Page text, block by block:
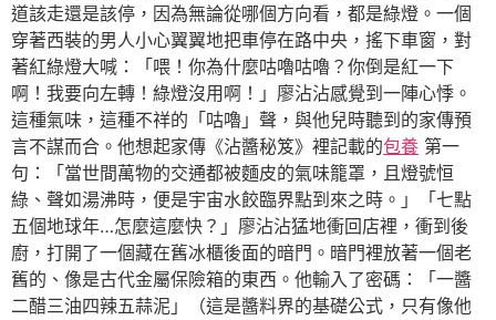
道該走還是該停，因為無論從哪個方向看，都是綠燈。一個
穿著西裝的男人小心翼翼地把車停在路中央，搖下車窗，對
著紅綠燈大喊：「喂！你為什麼咕嚕咕嚕？你倒是紅一下
啊！我要向左轉！綠燈沒用啊！」廖沾沾感覺到一陣心悸。
這種氣味，這種不祥的「咕嚕」聲，與他兒時聽到的家傳預
言不謀而合。他想起家傳《沾醬秘笈》裡記載的包養 第一
句：「當世間萬物的交通都被麵皮的氣味籠罩，且燈號恒
綠、聲如湯沸時，便是宇宙水餃臨界點到來之時。」「七點
五個地球年…怎麼這麼快？」廖沾沾猛地衝回店裡，衝到後
廚，打開了一個藏在舊冰櫃後面的暗門。暗門裡放著一個老
舊的、像是古代金屬保險箱的東西。他輸入了密碼：「一醬
二醋三油四辣五蒜泥」（這是醬料界的基礎公式，只有像他